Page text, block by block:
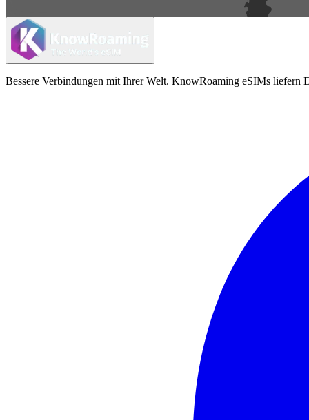
Bessere Verbindungen mit Ihrer Welt. KnowRoaming eSIMs liefern